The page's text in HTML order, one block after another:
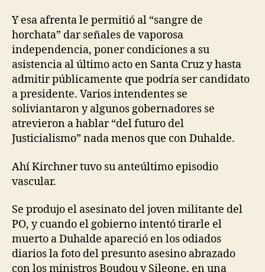
Y esa afrenta le permitió al “sangre de
horchata” dar señales de vaporosa
independencia, poner condiciones a su
asistencia al último acto en Santa Cruz y hasta
admitir públicamente que podría ser candidato
a presidente. Varios intendentes se
soliviantaron y algunos gobernadores se
atrevieron a hablar “del futuro del
Justicialismo” nada menos que con Duhalde.
Ahí Kirchner tuvo su anteúltimo episodio
vascular.
Se produjo el asesinato del joven militante del
PO, y cuando el gobierno intentó tirarle el
muerto a Duhalde apareció en los odiados
diarios la foto del presunto asesino abrazado
con los ministros Boudou y Sileone, en una